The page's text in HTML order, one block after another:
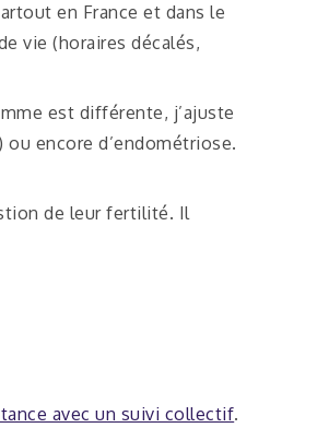
en France et dans le
vie (horaires décalés,
est différente, j’ajuste
encore d’endométriose.
de leur fertilité. Il
avec un suivi collectif.